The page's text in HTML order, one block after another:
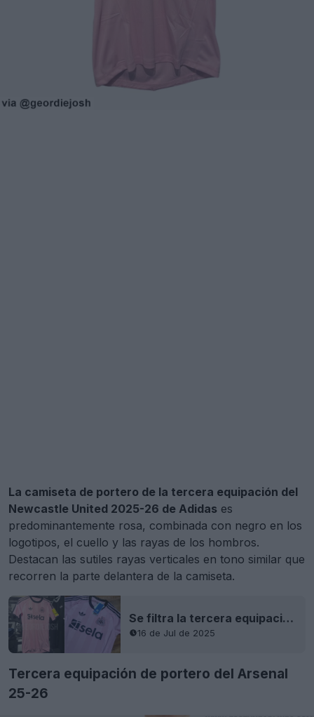
La camiseta de portero de la tercera equipación del
Newcastle United 2025-26 de Adidas es
predominantemente rosa, combinada con negro en los
logotipos, el cuello y las rayas de los hombros.
Destacan las sutiles rayas verticales en tono similar que
recorren la parte delantera de la camiseta.
Se filtra la tercera equipación de Newcastle United 25-26
16 de Jul de 2025
Tercera equipación de portero del Arsenal
25-26